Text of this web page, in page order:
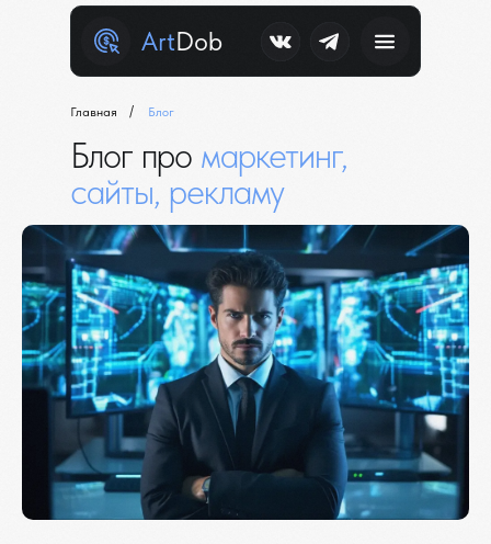
ArtDob
Блог про маркетинг,
сайты, рекламу
/
Главная Блог